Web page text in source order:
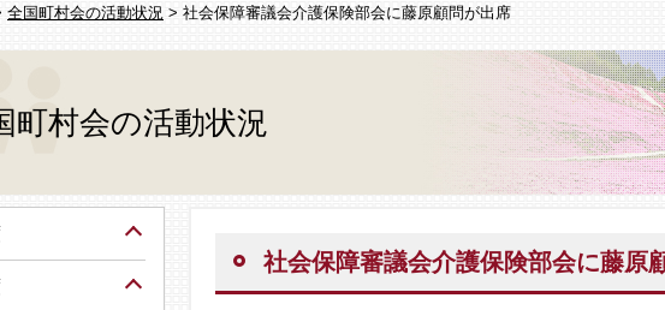
全国町村会の活動状況 > 社会保障審議会介護保険部会に藤原顧問が出席
町村会の活動状況
社会保障審議会介護保険部会に藤原